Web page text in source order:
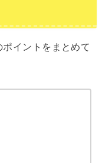
イントをまとめて